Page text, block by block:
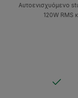
Αυτοενισχυόμενο
120W RMS